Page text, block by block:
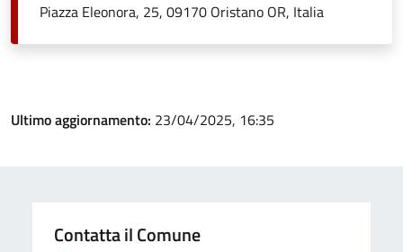
Piazza Eleonora, 25, 09170 Oristano OR, Italia
Ultimo aggiornamento: 23/04/2025, 16:35
Contatta il Comune